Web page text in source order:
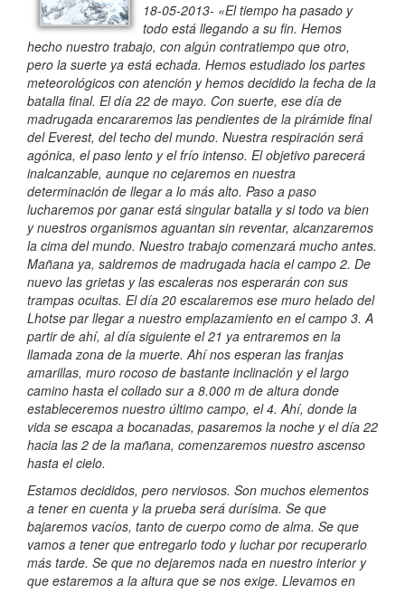
18-05-2013- «El tiempo ha pasado y
todo está llegando a su fin. Hemos
hecho nuestro trabajo, con algún contratiempo que otro,
pero la suerte ya está echada. Hemos estudiado los partes
meteorológicos con atención y hemos decidido la fecha de la
batalla final. El día 22 de mayo. Con suerte, ese día de
madrugada encararemos las pendientes de la pirámide final
del Everest, del techo del mundo. Nuestra respiración será
agónica, el paso lento y el frío intenso. El objetivo parecerá
inalcanzable, aunque no cejaremos en nuestra
determinación de llegar a lo más alto. Paso a paso
lucharemos por ganar está singular batalla y si todo va bien
y nuestros organismos aguantan sin reventar, alcanzaremos
la cima del mundo. Nuestro trabajo comenzará mucho antes.
Mañana ya, saldremos de madrugada hacia el campo 2. De
nuevo las grietas y las escaleras nos esperarán con sus
trampas ocultas. El día 20 escalaremos ese muro helado del
Lhotse par llegar a nuestro emplazamiento en el campo 3. A
partir de ahí, al día siguiente el 21 ya entraremos en la
llamada zona de la muerte. Ahí nos esperan las franjas
amarillas, muro rocoso de bastante inclinación y el largo
camino hasta el collado sur a 8.000 m de altura donde
estableceremos nuestro último campo, el 4. Ahí, donde la
vida se escapa a bocanadas, pasaremos la noche y el día 22
hacia las 2 de la mañana, comenzaremos nuestro ascenso
hasta el cielo.
Estamos decididos, pero nerviosos. Son muchos elementos
a tener en cuenta y la prueba será durísima. Se que
bajaremos vacíos, tanto de cuerpo como de alma. Se que
vamos a tener que entregarlo todo y luchar por recuperarlo
más tarde. Se que no dejaremos nada en nuestro interior y
que estaremos a la altura que se nos exige. Llevamos en